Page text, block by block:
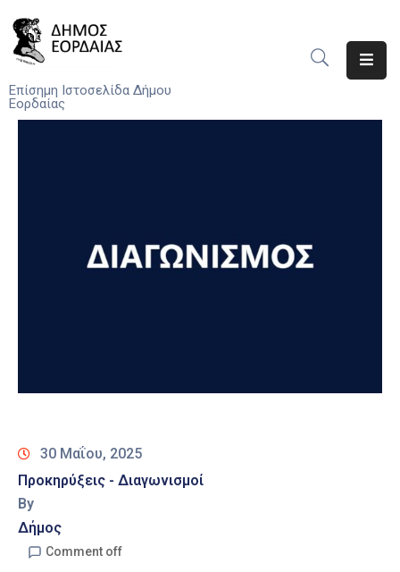
Επίσημη Ιστοσελίδα Δήμου
Εορδαίας
Ο
30 Μαΐου, 2025
Προκηρύξεις - Διαγωνισμοί
By
Δήμος
Comment off